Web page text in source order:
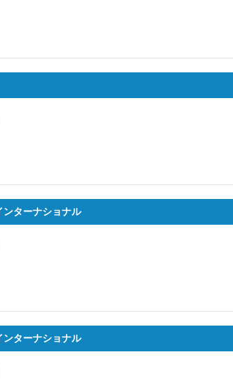
ンターナショナル
ンターナショナル